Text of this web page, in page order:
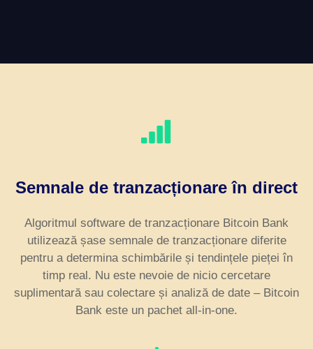
Semnale de tranzacționare în direct
Algoritmul software de tranzacționare Bitcoin Bank
utilizează șase semnale de tranzacționare diferite
pentru a determina schimbările și tendințele pieței în
timp real. Nu este nevoie de nicio cercetare
suplimentară sau colectare și analiză de date – Bitcoin
Bank este un pachet all-in-one.